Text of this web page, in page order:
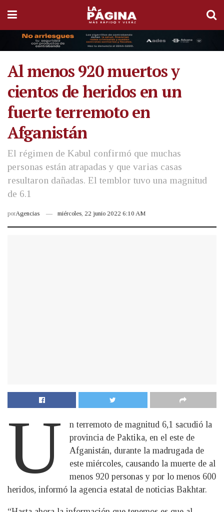
Al menos 920 muertos y
cientos de heridos en un
fuerte terremoto en
Afganistán
El régimen de Kabul confirmó que muchas
personas están atrapadas y que varias casas
resultaron dañadas. El temblor tuvo una magnitud
de 6.1
porAgencias miércoles, 22 junio 2022 6:10 AM
U
n terremoto de magnitud 6,1 sacudió la
provincia de Paktika, en el este de
Afganistán, durante la madrugada de
este miércoles, causando la muerte de al
menos 920 personas y por lo menos 600
heridos, informó la agencia estatal de noticias Bakhtar.